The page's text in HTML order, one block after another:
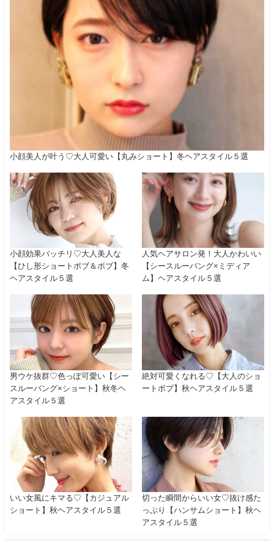
小顔美人が叶う♡大人可愛い【丸みショート】冬ヘアスタイル５選
小顔効果バッチリ♡大人美人な
【ひし形ショートボブ＆ボブ】冬
ヘアスタイル５選
人気ヘアサロン発！大人かわいい
【シースルーバング×ミディア
ム】ヘアスタイル５選
男ウケ抜群♡色っぽ可愛い【シー
スルーバング×ショート】秋冬ヘ
アスタイル５選
絶対可愛くなれる♡【大人のショ
ートボブ】秋ヘアスタイル５選
いい女風にキマる♡【カジュアル
ショート】秋ヘアスタイル５選
切った瞬間からいい女♡抜け感た
っぷり【ハンサムショート】秋ヘ
アスタイル５選